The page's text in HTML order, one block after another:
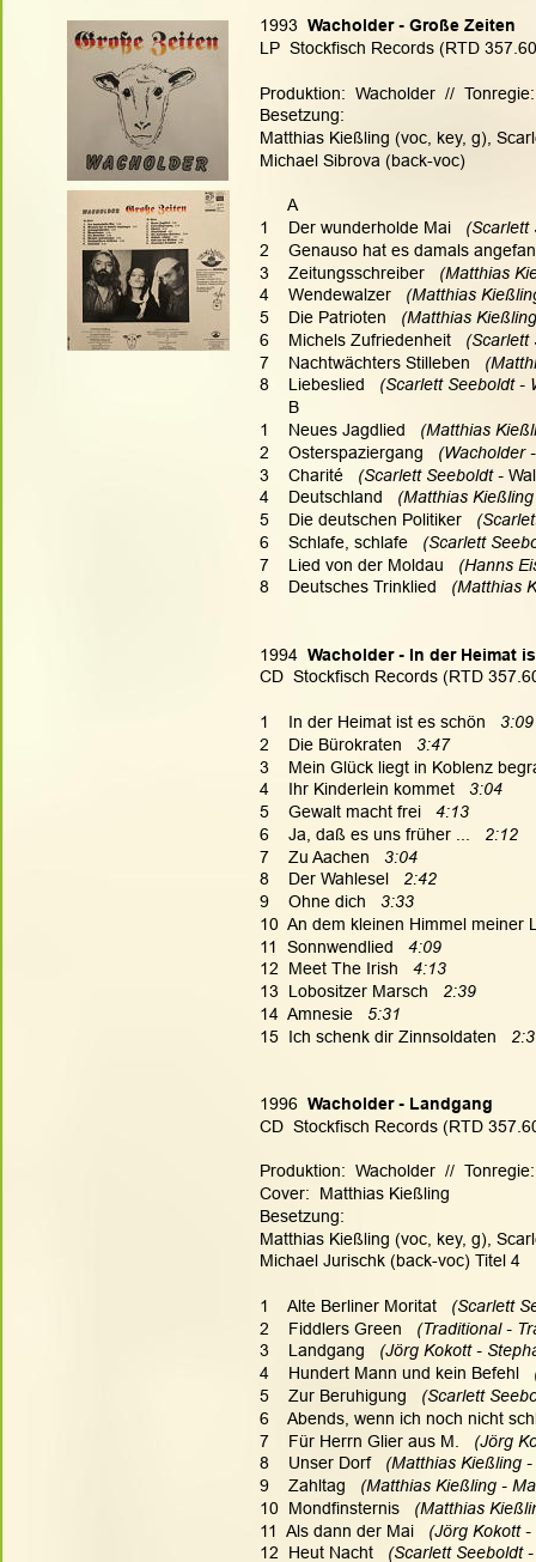
1993
  Wacholder - Große Zeiten
LP  Stockfisch Records (RTD
Produktion:  Wacholder  //
Besetzung:
Matthias Kießling (voc, key, g),
Michael Sibrova (back-voc)
      A
1    Der wunderholde Mai
(Scarlett
2    Genauso hat es damals
3    Zeitungsschreiber
(Matthias
4    Wendewalzer
(Matthias
5    Die Patrioten
(Matthias
6    Michels Zufriedenheit
(Scarlett
7    Nachtwächters Stilleben
8    Liebeslied
(Scarlett Seeboldt -
      B
1    Neues Jagdlied
(Matthias
2    Osterspaziergang
(Wacholder
3    Charité
(Scarlett Seeboldt -
4    Deutschland
(Matthias
5    Die deutschen Politiker
6    Schlafe, schlafe
(Scarlett
7    Lied von der Moldau
(Hanns
8    Deutsches Trinklied
(Matthias
1994
Wacholder - In der Heimat
CD  Stockfisch Records (RTD
1    In der Heimat ist es schön
   3:09
2    Die Bürokraten
   3:47
3    Mein Glück liegt in Koblenz
4    Ihr Kinderlein kommet
   3:04
5    Gewalt macht frei
   4:13
6    Ja, daß es uns früher ...
   2:12
7    Zu Aachen
   3:04
8    Der Wahlesel
   2:42
9    Ohne dich
   3:33
10  An dem kleinen Himmel meiner
11  Sonnwendlied
   4:09
12  Meet The Irish
   4:13
13  Lobositzer Marsch
   2:39
14  Amnesie
   5:31
15  Ich schenk dir Zinnsoldaten
1996
  Wacholder - Landgang
CD  Stockfisch Records (RTD
Produktion:  Wacholder  //
Cover:  Matthias Kießling
Besetzung:
Matthias Kießling (voc, key, g),
Michael Jurischk (back-voc) Titel 4
1    Alte Berliner Moritat
(Scarlett
2    Fiddlers Green
(Traditional -
3    Landgang
(Jörg Kokott -
4    Hundert Mann und kein Befehl
5    Zur Beruhigung
(Scarlett
6    Abends, wenn ich noch nicht
7    Für Herrn Glier aus M.
(Jörg
8    Unser Dorf
(Matthias Kießling
9    Zahltag
(Matthias Kießling -
10  Mondfinsternis
(Matthias
11  Als dann der Mai
(Jörg Kokott
12  Heut Nacht
(Scarlett Seeboldt